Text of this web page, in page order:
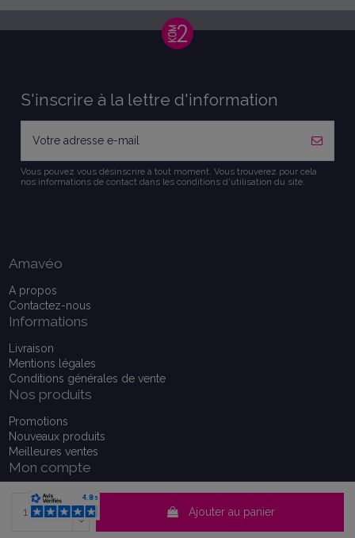
Ajouter au panier
S'inscrire à la lettre d'information
Vous pouvez vous désinscrire à tout moment. Vous trouverez pour cela
nos informations de contact dans les conditions d'utilisation du site.
Amavéo
A propos
Contactez-nous
Informations
Livraison
Mentions légales
Conditions générales de vente
Nos produits
Promotions
Nouveaux produits
Meilleures ventes
Mon compte
Mon compte
Historique de vos commandes
Consentement aux cookies